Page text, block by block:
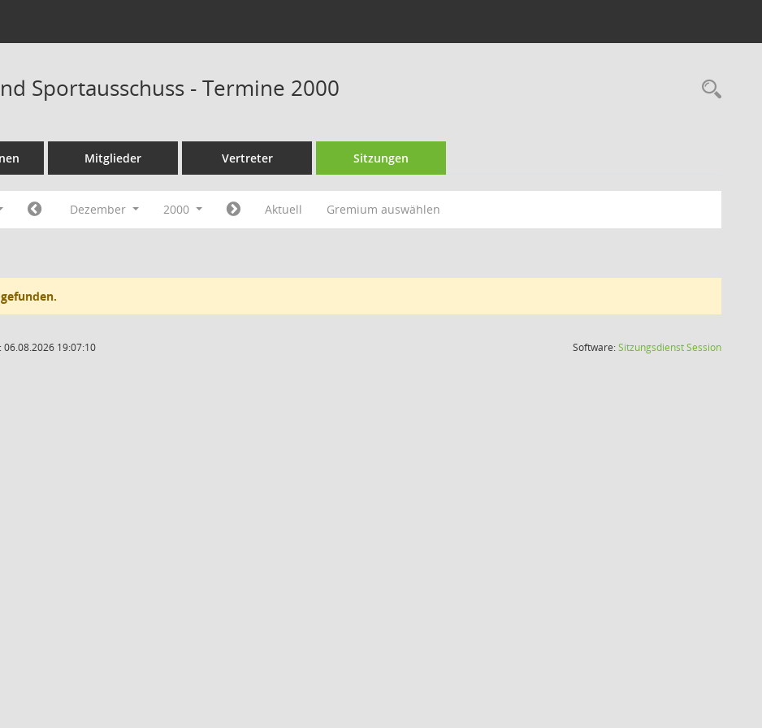
Sportausschuss - Termine 2000
Mitglieder Vertreter Sitzungen
Dezember 2000 Aktuell Gremium auswählen
19:07:10 Software:SitzungsdienstSession(Wird in